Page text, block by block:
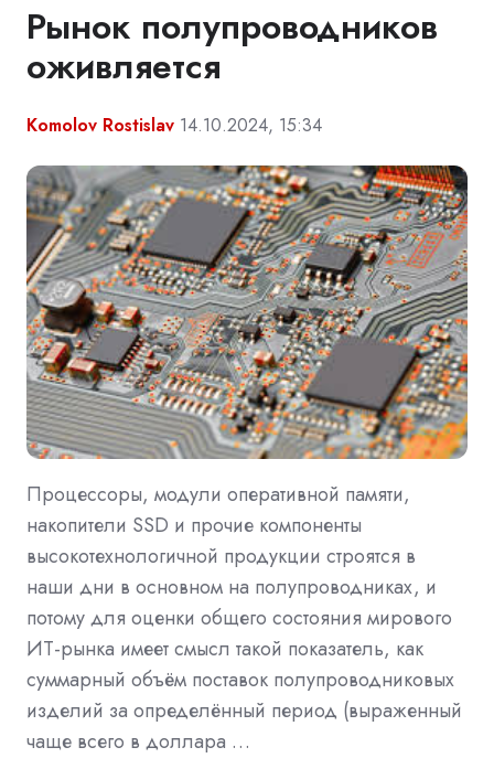
Рынок полупроводников
оживляется
Komolov Rostislav 14.10.2024, 15:34
Процессоры, модули оперативной памяти,
накопители SSD и прочие компоненты
высокотехнологичной продукции строятся в
наши дни в основном на полупроводниках, и
потому для оценки общего состояния мирового
ИТ-рынка имеет смысл такой показатель, как
суммарный объём поставок полупроводниковых
изделий за определённый период (выраженный
чаще всего в доллара …